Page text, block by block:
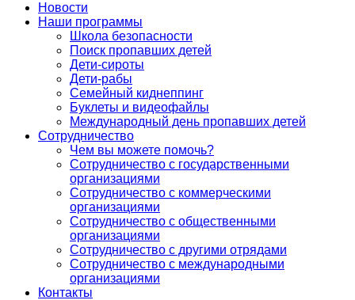
Новости
Наши программы
Школа безопасности
Поиск пропавших детей
Дети-сироты
Дети-рабы
Семейный киднеппинг
Буклеты и видеофайлы
Международный день пропавших детей
Сотрудничество
Чем вы можете помочь?
Сотрудничество с государственными
организациями
Сотрудничество с коммерческими
организациями
Сотрудничество с общественными
организациями
Сотрудничество с другими отрядами
Сотрудничество с международными
организациями
Контакты